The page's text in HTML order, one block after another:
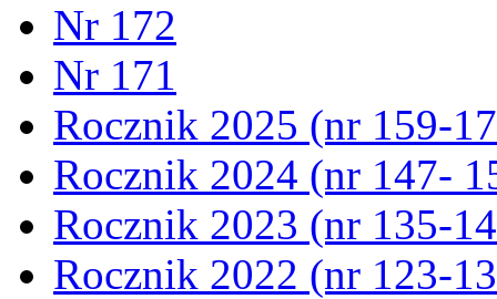
Nr 172
Nr 171
Rocznik 2025 (nr 159-
Rocznik 2024 (nr 147-
Rocznik 2023 (nr 135-
Rocznik 2022 (nr 123-